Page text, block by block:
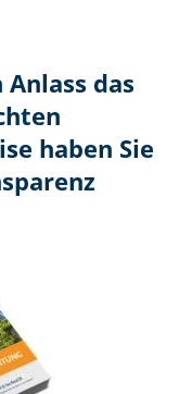
das
haben Sie